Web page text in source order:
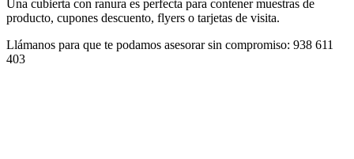
Una cubierta con ranura es perfecta para contener muestras de
producto, cupones descuento, flyers o tarjetas de visita.
Llámanos para que te podamos asesorar sin compromiso: 938 611
403